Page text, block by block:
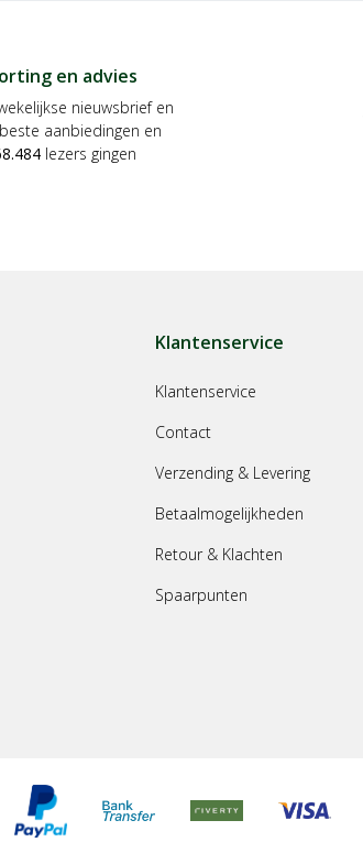
en advies
nieuwsbrief en
aanbiedingen en
lezers gingen
Klantenservice
Klantenservice
Contact
Verzending & Levering
Betaalmogelijkheden
Retour & Klachten
Spaarpunten